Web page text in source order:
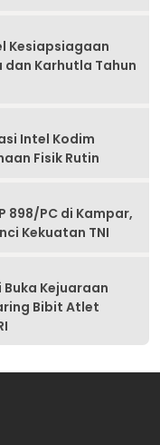
Kesiapsiagaan
Karhutla Tahun
Intel Kodim
Fisik Rutin
898/PC di Kampar,
Kekuatan TNI
Kejuaraan
Bibit Atlet